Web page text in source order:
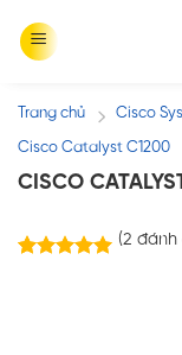
Trang chủ / Cisco
Cisco Catalyst C1200
CISCO
(2 đánh